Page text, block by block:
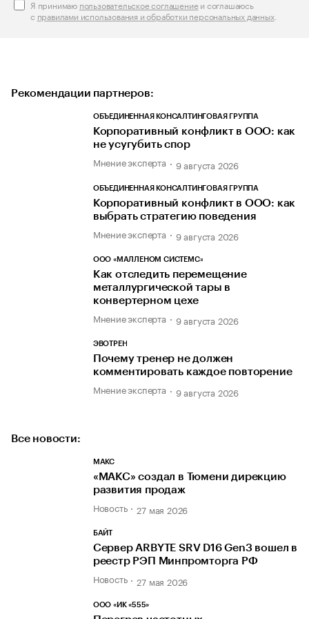
Я принимаю пользовательское соглашениеи соглашаюсь
с правилами использования и обработки персональных данных.
Рекомендации партнеров:
ОБЪЕДИНЕННАЯ КОНСАЛТИНГОВАЯ ГРУППА
Корпоративный конфликт в ООО: как
не усугубить спор
Мнение эксперта 9 августа 2026
ОБЪЕДИНЕННАЯ КОНСАЛТИНГОВАЯ ГРУППА
Корпоративный конфликт в ООО: как
выбрать стратегию поведения
Мнение эксперта 9 августа 2026
ООО «МАЛЛЕНОМ СИСТЕМС»
Как отследить перемещение
металлургической тары в
конвертерном цехе
Мнение эксперта 9 августа 2026
ЭВОТРЕН
Почему тренер не должен
комментировать каждое повторение
Мнение эксперта 9 августа 2026
Все новости:
МАКС
«МАКС» создал в Тюмени дирекцию
развития продаж
Новость 27 мая 2026
БАЙТ
Сервер ARBYTE SRV D16 Gen3 вошел в
реестр РЭП Минпромторга РФ
Новость 27 мая 2026
ООО «ИК «555»